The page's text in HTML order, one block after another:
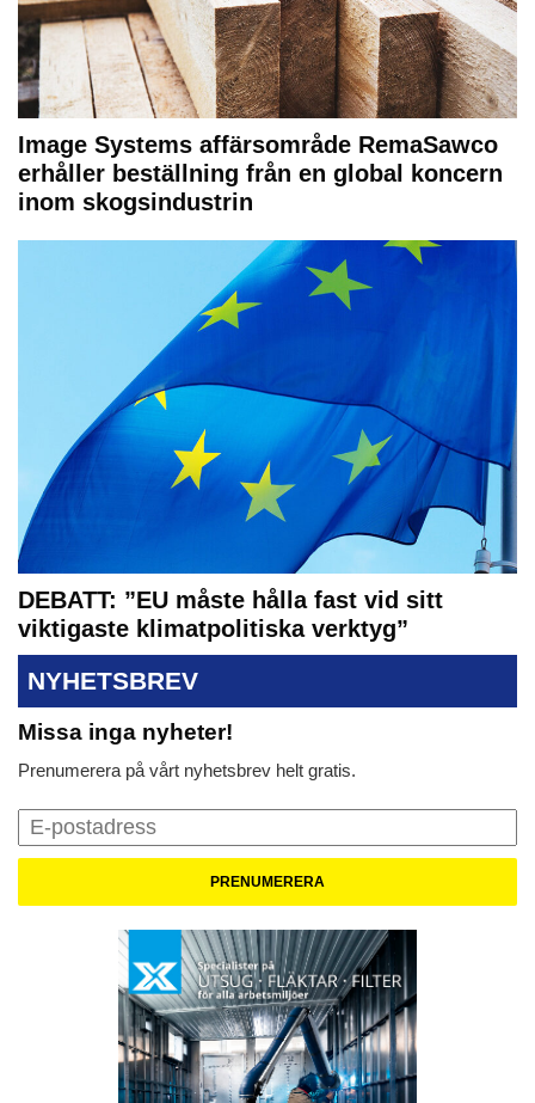
Image Systems affärsområde RemaSawco
erhåller beställning från en global koncern
inom skogsindustrin
DEBATT: ”EU måste hålla fast vid sitt
viktigaste klimatpolitiska verktyg”
NYHETSBREV
Missa inga nyheter!
Prenumerera på vårt nyhetsbrev helt gratis.